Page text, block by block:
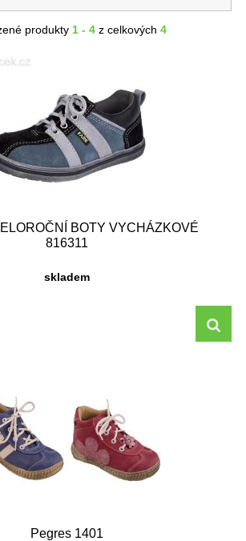
produkty 1 - 4 z celkových 4
BOTY VYCHÁZKOVÉ
816311
skladem
Pegres 1401